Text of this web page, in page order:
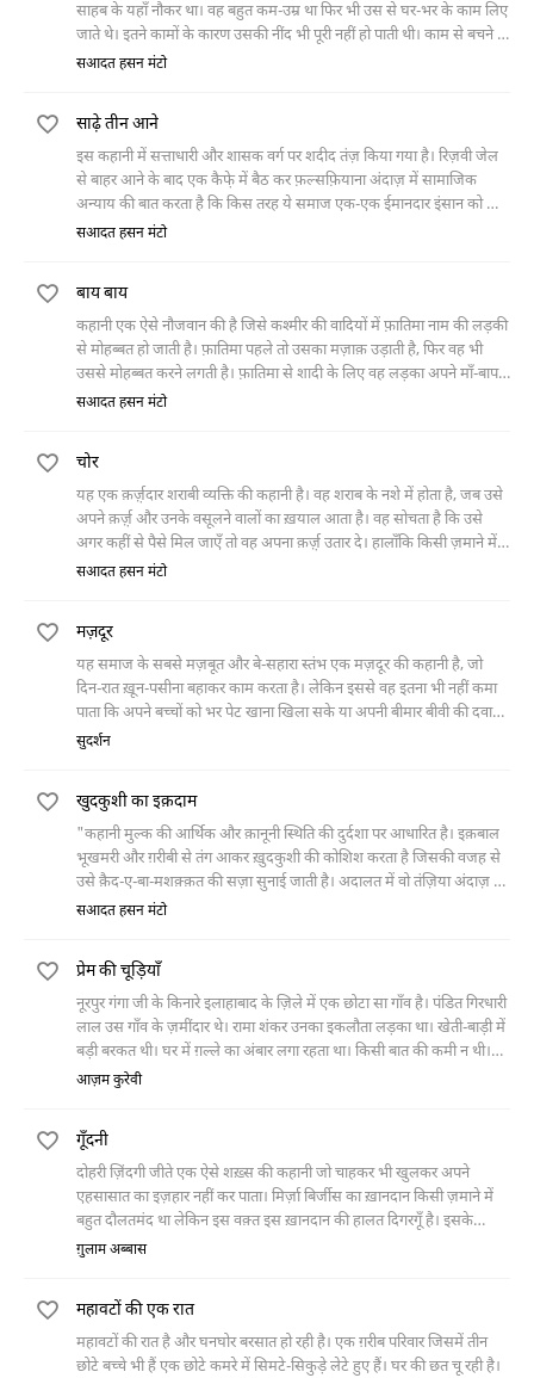
साहब के यहाँ नौकर था। वह बहुत कम-उम्र था फिर भी उस से घर-भर के काम लिए
जाते थे। इतने कामों के कारण उसकी नींद भी पूरी नहीं हो पाती थी। काम से बचने के
लिए उसने एक रोज़़ चाकू़ से अपनी उँगली काट ली। उसका यह तरीक़ा काम कर
मालिक ने तंग आ कर उसे घर से निकाल दिया। दवाई के अभाव में क़ासिम की
ताज़ा कटी उँगली में सैप्टिक हो गया। जिस कारण डॉक्टर को उसका हाथ काटना
पड़ा। हाथ कटने पर वह भीख माँगने का धंधा करने लगा।
सआदत हसन मंटो
साढ़े तीन आने
इस कहानी में सत्ताधारी और शासक वर्ग पर शदीद तंज़ किया गया है। रिज़वी जेल
से बाहर आने के बाद एक कैफे़ में बैठ कर फ़ल्सफ़ियाना अंदाज़ में सामाजिक
अन्याय की बात करता है कि किस तरह ये समाज एक-एक ईमानदार इंसान को चोर
और क़ातिल बना देता है। इस सिलसिले में वो फग्गू भंगी का ज़िक्र करता है जिसने
एक साल की सज़ा मिलती है।
सआदत हसन मंटो
बाय बाय
कहानी एक ऐसे नौजवान की है जिसे कश्मीर की वादियों में फ़ातिमा नाम की लड़की
से मोहब्बत हो जाती है। फ़ातिमा पहले तो उसका मज़ाक़ उड़ाती है, फिर वह भी
उससे मोहब्बत करने लगती है। फ़ातिमा से शादी के लिए वह लड़का अपने माँ-बाप
को भी राज़ी कर लेता है। शादी से पहले उसके माँ-बाप चाहते हैं कि वह फ़ातिमा की
के लिए कहा। जैसे ही उसने फ़ातिमा को देखा तो वह उसे ज़बरदस्ती अपनी गाड़ी में
डालकर फ़रार हो गया।
सआदत हसन मंटो
चोर
यह एक क़र्ज़़दार शराबी व्यक्ति की कहानी है। वह शराब के नशे में होता है, जब उसे
अपने क़र्ज़़ और उनके वसूलने वालों का ख़याल आता है। वह सोचता है कि उसे
अगर कहीं से पैसे मिल जाएँ तो वह अपना क़र्ज़़ उतार दे। हालाँकि किसी ज़माने में
वह उच्च श्रेणी का तकनीशियन था और अब वह क़र्ज़़दार था। जब क़र्ज़़ उतारने की
नहीं कर सका। फिर एक दिन उसे एक व्यक्ति पचास हज़ार रूपये दे गया। उन रूपयों
से जब उसने अपने एक क़र्ज़दार को कुछ रूपये देने चाहे तो तकिये के नीचे से
रूपयों का लिफ़ाफ़ा ग़ायब था।
सआदत हसन मंटो
मज़दूर
यह समाज के सबसे मज़बूत और बे-सहारा स्तंभ एक मज़दूर की कहानी है, जो
दिन-रात ख़ून-पसीना बहाकर काम करता है। लेकिन इससे वह इतना भी नहीं कमा
पाता कि अपने बच्चों को भर पेट खाना खिला सके या अपनी बीमार बीवी की दवाई
ख़रीद सके। वह फैक्ट्री मालिक से भी विनती करता है, पर वहाँ से भी उसे कोई मदद
सुदर्शन
खुदकुशी का इक़दाम
"कहानी मुल्क की आर्थिक और क़ानूनी स्थिति की दुर्दशा पर आधारित है। इक़बाल
भूखमरी और ग़रीबी से तंग आकर ख़ुदकुशी की कोशिश करता है जिसकी वजह से
उसे क़ैद-ए-बा-मशक़्क़त की सज़ा सुनाई जाती है। अदालत में वो तंज़िया अंदाज़ में
कहता है कि सिर्फ़ इतनी सज़ा? मुझे तो ज़िंदगी से निजात चाहिए। इस मुल्क ने
सआदत हसन मंटो
प्रेम की चूड़ियाँ
नूरपुर गंगा जी के किनारे इलाहाबाद के ज़िले में एक छोटा सा गाँव है। पंडित गिरधारी
लाल उस गाँव के ज़मींदार थे। रामा शंकर उनका इकलौता लड़का था। खेती-बाड़ी में
बड़ी बरकत थी। घर में ग़ल्ले का अंबार लगा रहता था। किसी बात की कमी न थी।
पंडित राम लाल का लड़का
आज़म कुरेवी
गूँदनी
दोहरी ज़िंदगी जीते एक ऐसे शख़्स की कहानी जो चाहकर भी खुलकर अपने
एहसासात का इज़हार नहीं कर पाता। मिर्ज़ा बिर्जीस का ख़ानदान किसी ज़माने में
बहुत दौलतमंद था लेकिन इस वक़्त इस ख़ानदान की हालत दिगरगूँ है। इसके
बावजूद मिर्ज़ा उसी शान-ओ-शौकत और ठाट-बाट के साथ रहने का ढोंग करता है।
बुढ़िया को भीख माँगते देखा तो वह रो दिया।
ग़ुलाम अब्बास
महावटों की एक रात
महावटों की रात है और घनघोर बरसात हो रही है। एक ग़रीब परिवार जिसमें तीन
छोटे बच्चे भी हैं एक छोटे कमरे में सिमटे-सिकुड़े लेटे हुए हैं। घर की छत चू रही है।